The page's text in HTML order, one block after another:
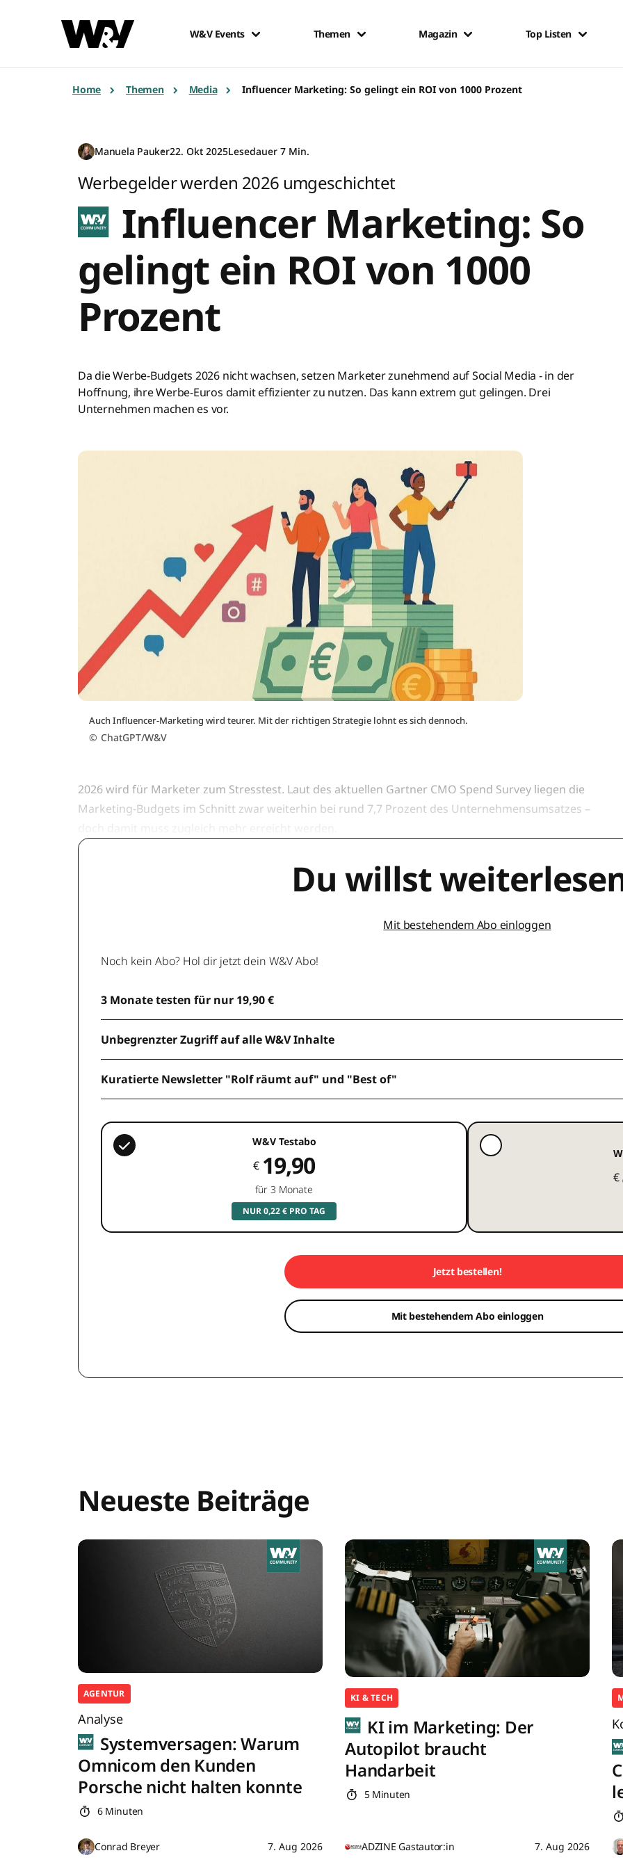
W&V Events Themen Magazin Top Listen
Home Themen Media Influencer Marketing: So gelingt ein ROI von 1000 Prozent
Manuela Pauker22. Okt 2025Lesedauer 7 Min.
Werbegelder werden 2026 umgeschichtet
Influencer Marketing: So
gelingt ein ROI von 1000
Prozent
Da die Werbe-Budgets 2026 nicht wachsen, setzen Marketer zunehmend auf Social Media - in der
Hoffnung, ihre Werbe-Euros damit effizienter zu nutzen. Das kann extrem gut gelingen. Drei
Unternehmen machen es vor.
Auch Influencer-Marketing wird teurer. Mit der richtigen Strategie lohnt es sich dennoch.
© ChatGPT/W&V
2026 wird für Marketer zum Stresstest. Laut des aktuellen Gartner CMO Spend Survey liegen die
Marketing-Budgets im Schnitt zwar weiterhin bei rund 7,7 Prozent des Unternehmensumsatzes –
Du willst
Mit bestehendem Abo einloggen
Noch kein Abo? Hol dir jetzt dein W&V Abo!
3 Monate testen für nur 19,90 €
Unbegrenzter Zugriff auf alle W&V Inhalte
Kuratierte Newsletter "Rolf räumt auf" und "Best of"
W&V Testabo
€ 19,90
für 3 Monate
NUR 0,22 € PRO TAG
€
Jetzt bestellen!
Mit bestehendem Abo einloggen
Neueste Beiträge
AGENTUR
Analyse
Systemversagen: Warum
Omnicom den Kunden
Porsche nicht halten konnte
6 Minuten
Conrad Breyer 7. Aug 2026
KI & TECH
KI im Marketing: Der
Autopilot braucht
Handarbeit
5 Minuten
ADZINE Gastautor:in 7. Aug 2026